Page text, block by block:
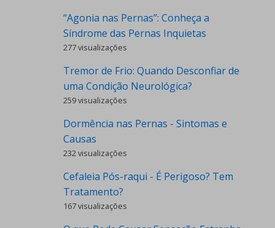
“Agonia nas Pernas”: Conheça a
Síndrome das Pernas Inquietas
277 visualizações
Tremor de Frio: Quando Desconfiar de
uma Condição Neurológica?
259 visualizações
Dormência nas Pernas - Sintomas e
Causas
232 visualizações
Cefaleia Pós-raqui - É Perigoso? Tem
Tratamento?
167 visualizações